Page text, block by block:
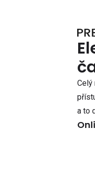
Celý
a to